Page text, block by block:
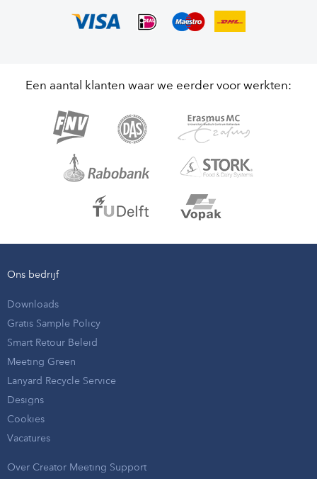
Een aantal klanten waar we eerder voor werkten:
Ons bedrijf
Downloads
Gratis Sample Policy
Smart Retour Beleid
Meeting Green
Lanyard Recycle Service
Designs
Cookies
Vacatures
Over Creator Meeting Support